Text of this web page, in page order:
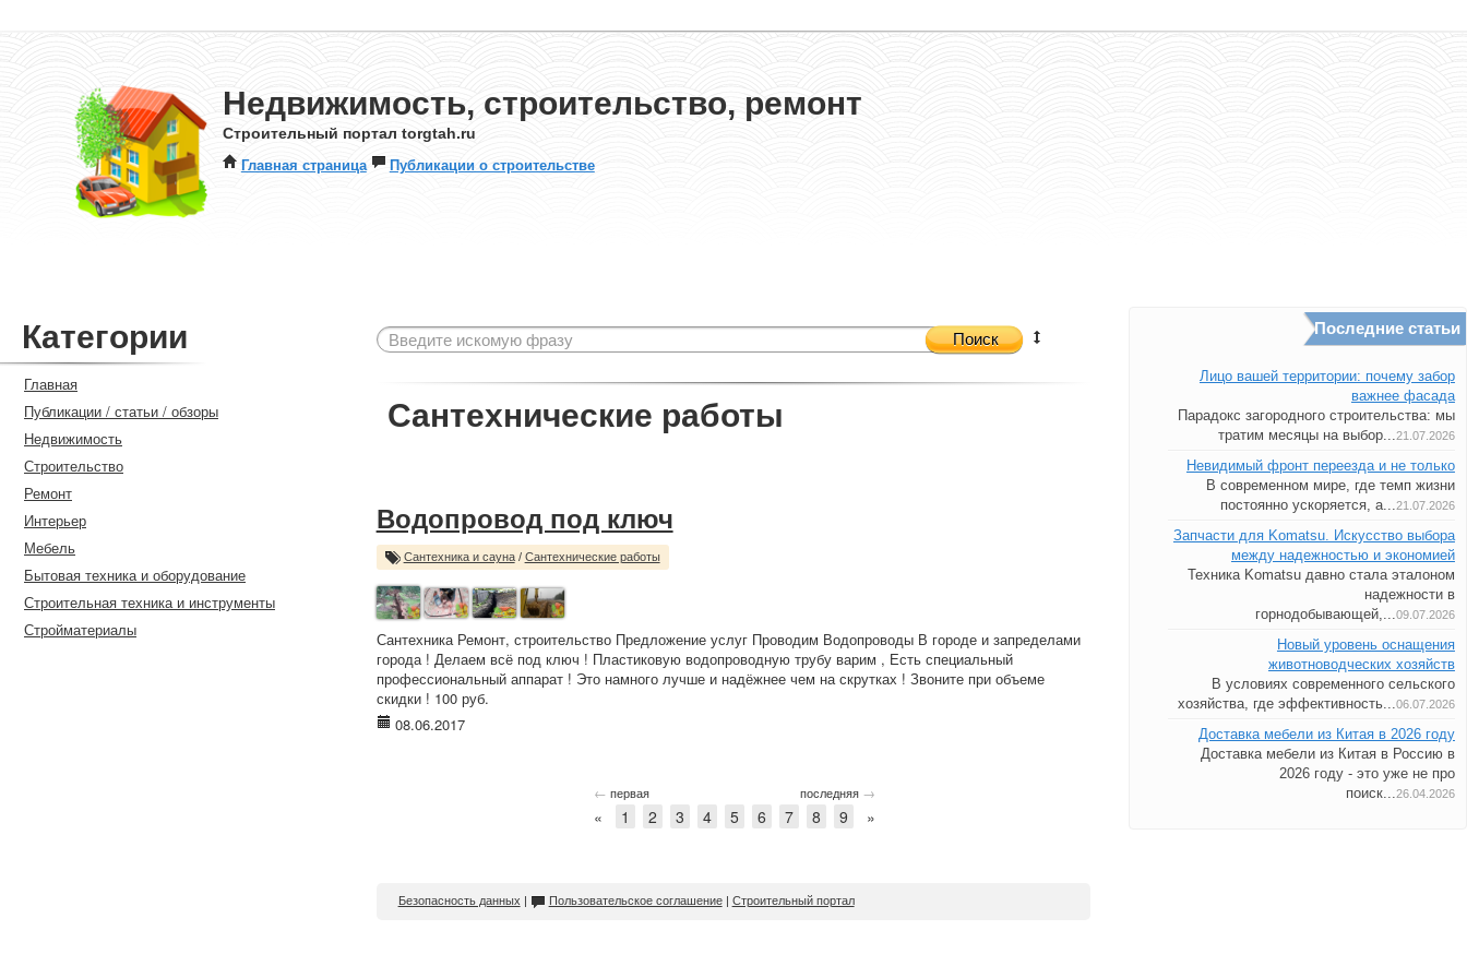
Недвижимость, строительство, ремонт
Строительный портал torgtah.ru
Главная страница Публикации о строительстве
Категории
Главная
Публикации / статьи / обзоры
Недвижимость
Строительство
Ремонт
Интерьер
Мебель
Бытовая техника и оборудование
Строительная техника и инструменты
Стройматериалы
Поиск
Сантехнические работы
Водопровод под ключ
Сантехника и сауна/ Сантехнические работы
Сантехника Ремонт, строительство Предложение услуг Проводим Водопроводы В городе и запределами
города ! Делаем всё под ключ ! Пластиковую водопроводную трубу варим , Есть специальный
профессиональный аппарат ! Это намного лучше и надёжнее чем на скрутках ! Звоните при объеме
скидки ! 100 руб.
08.06.2017
← первая последняя →
« 1 2 3 4 5 6 7 8 9 »
Безопасность данных | Пользовательское соглашение| Строительный портал
Последние статьи
Лицо вашей территории: почему забор
важнее фасада
Парадокс загородного строительства: мы
тратим месяцы на выбор...21.07.2026
Невидимый фронт переезда и не только
В современном мире, где темп жизни
постоянно ускоряется, а...21.07.2026
Запчасти для Komatsu. Искусство выбора
между надежностью и экономией
Техника Komatsu давно стала эталоном
надежности в
горнодобывающей,...09.07.2026
Новый уровень оснащения
животноводческих хозяйств
В условиях современного сельского
хозяйства, где эффективность...06.07.2026
Доставка мебели из Китая в 2026 году
Доставка мебели из Китая в Россию в
2026 году - это уже не про
поиск...26.04.2026